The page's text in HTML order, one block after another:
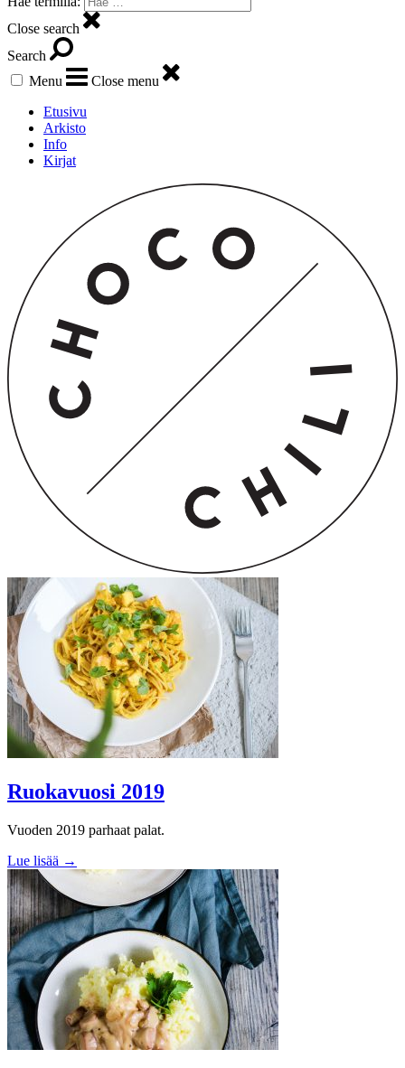
Close search
Search
Menu
Close menu
Etusivu
Arkisto
Info
Kirjat
Ruokavuosi 2019
Vuoden 2019 parhaat palat.
Lue lisää →